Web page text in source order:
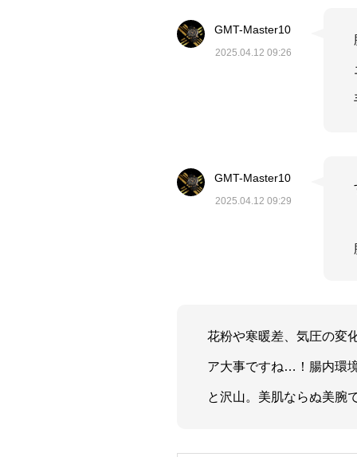
GMT-Master10
2025.04.12 09:26
GMT-Master10
2025.04.12 09:29
花粉や寒暖差、気圧の変
ア大事ですね…！腸内環
と沢山。美肌ならぬ美腕